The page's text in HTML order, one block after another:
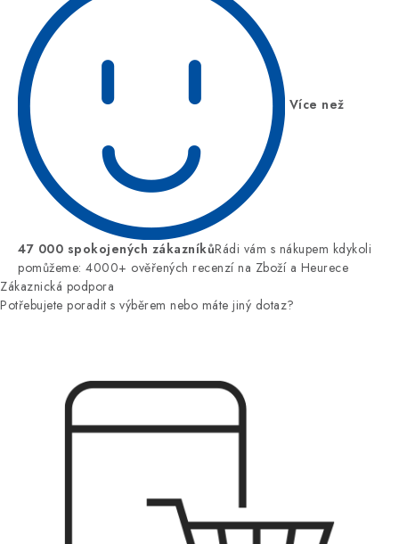
Více než
47 000 spokojených zákazníkůRádi vám s nákupem kdykoli
pomůžeme: 4000+ ověřených recenzí na Zboží a Heurece
Zákaznická podpora
Potřebujete poradit s výběrem nebo máte jiný dotaz?